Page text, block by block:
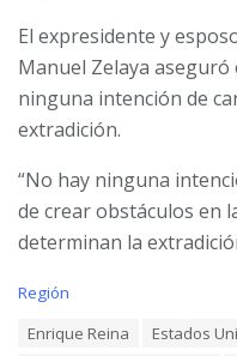
El expresidente y
Manuel Zelaya
ninguna intención de
extradición.
“No hay ninguna
de crear obstáculos en
determinan la
C
Región
Enrique Reina Estados